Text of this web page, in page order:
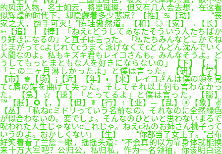
的风流人物，名士如云，将星璀璨，但又有几人会去想，在这看
似辉煌的时代下，却隐藏着多少悲凉？【推】♋【动】 “丧
家之犬，翻手可灭！”陈珪傲然道。【和】◎【家】→【长】
➳【追】┃【捧】「ねえcどうしてあなたそういう人たちばか
り好きになるの」と直子は言った。「私たちみんなどこかでね
じまがってcよじれてcうまく泳げなくてcどんどん沈んでいく
人間なのよ。私もキズキ君もレイコさんも。みんなそうよ。ど
うしてもっとまともな人を好きにならないの」【下】【，】
「このニヶ月淋しかったよ」と僕は言った。【研】【学】
【市】♚【场】¡【近】【年】◐【来】レイコさんは僕の顔を見
てc唇の端を曲げて笑った。そしてそれ以上何も言わなかっ
た。【急】☆【速】「とってるよ」と僕は言った。【膨】
™【胀】✪【，】【但】☤【行】↑【业】─【乱】ⓐ【象】✌
【丛】「私ねcミドリっていう名前なの。それなのに全然緑色
が似合わないの。変でしょ。そんなのひどいと思わないまるで
呪われた人生じゃないcこれじゃ。ねえc私のお姉さん桃子って
いうのよ。おかしくない」【生】 “你都当了女王了。”吕布
好笑着看了兰詹一眼，摇摇头道：“不会真的以为靠身体就能换
来十万大军吧？公归公，私归私，作为一名领袖，你该明白这